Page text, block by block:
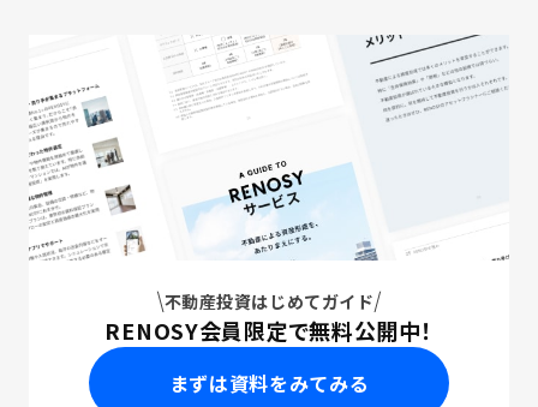
不動産投資はじめてガイド
RENOSY会員限定で無料公開中！
まずは資料をみてみる